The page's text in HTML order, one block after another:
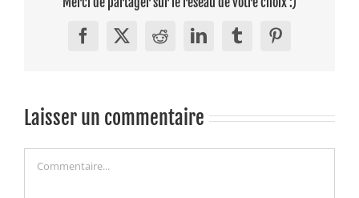
Facebook
X RedditLinkedInTumblrPinterest
Laisser un commentaire